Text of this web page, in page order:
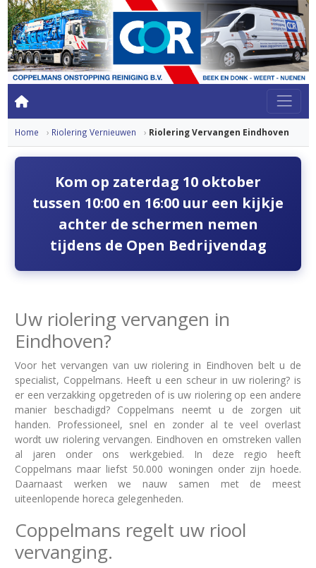
Home Riolering Vernieuwen Riolering Vervangen Eindhoven
Kom op zaterdag 10 oktober
tussen 10:00 en 16:00 uur een kijkje
achter de schermen nemen
tijdens de Open Bedrijvendag
Uw riolering vervangen in
Eindhoven?
Voor het vervangen van uw riolering in Eindhoven belt u de
specialist, Coppelmans. Heeft u een scheur in uw riolering? is
er een verzakking opgetreden of is uw riolering op een andere
manier beschadigd? Coppelmans neemt u de zorgen uit
handen. Professioneel, snel en zonder al te veel overlast
wordt uw riolering vervangen. Eindhoven en omstreken vallen
al jaren onder ons werkgebied. In deze regio heeft
Coppelmans maar liefst 50.000 woningen onder zijn hoede.
Daarnaast werken we nauw samen met de meest
uiteenlopende horeca gelegenheden.
Coppelmans regelt uw riool
vervanging.